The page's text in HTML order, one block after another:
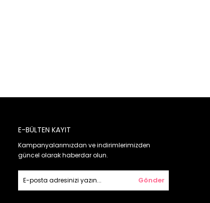
E-BÜLTEN KAYIT
Kampanyalarımızdan ve indirimlerimizden
güncel olarak haberdar olun.
Gönder